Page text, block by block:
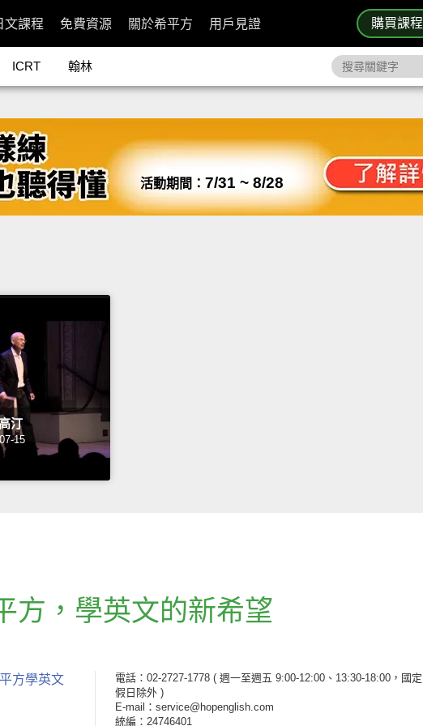
購買課程
文課程 免費資源 關於希平方 用戶見證
ICRT 翰林
活動期間： 7/31 ~ 8/28
汀
15
方 ， 學英文的新希望
方學英文 電話：02-2727-1778 ( 週一至週五 9:00-12:00、13:30-18:00，國定
假日除外 )
E-mail：service@hopenglish.com
統編：24746401